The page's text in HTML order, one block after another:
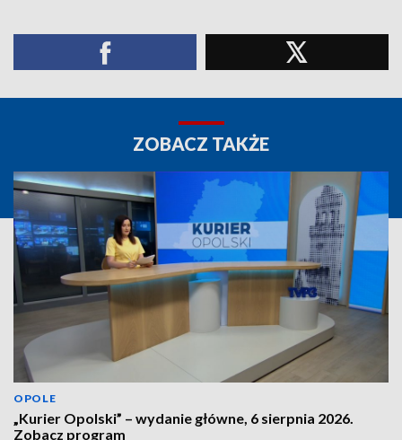
ZOBACZ TAKŻE
OPOLE
„Kurier Opolski” – wydanie główne, 6 sierpnia 2026.
Zobacz program